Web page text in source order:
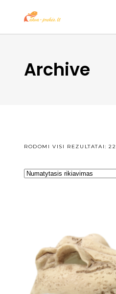
Archive
RODOMI VISI REZULTATAI: 22